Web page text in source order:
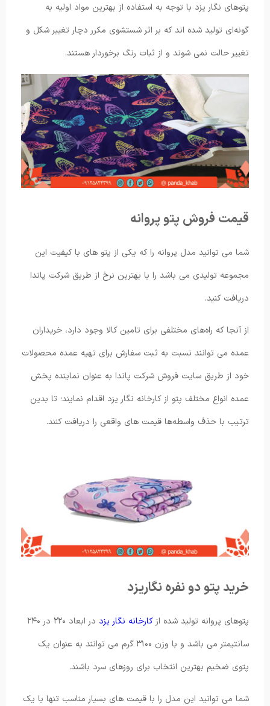
پتوهای نگار یزد با توجه به استفاده از بهترین مواد اولیه به
گونه‌ای تولید شده اند که بر اثر شستشوی مکرر دچار تغییر شکل و
تغییر حالت نمی شوند و از ثبات رنگ برخوردار هستند.
قیمت فروش پتو پروانه
شما می توانید مدل پروانه را که یکی از پتو های با کیفیت این
مجموعه تولیدی می باشد را با بهترین نرخ از طریق شرکت پاندا
دریافت کنید.
از آنجا که راه‌های مختلفی برای تامین کالا وجود دارد، خریداران
عمده می توانند نسبت به ثبت سفارش برای تهیه عمده محصولات
خود از طریق سایت فروش شرکت پاندا به عنوان نماینده پخش
عمده انواع مختلف پتو از کارخانه نگار یزد اقدام نمایند؛ تا بدین
ترتیب با حذف واسطه‌ها قیمت های واقعی را دریافت کنند.
خرید پتو دو نفره نگاریزد
پتوهای پروانه تولید شده از کارخانه نگار یزد
در ابعاد ۲۲۰ در ۲۴۰
سانتیمتر می باشد و با وزن ۳۱۰۰ گرم می توانند به عنوان یک
پتوی ضخیم بهترین انتخاب برای روزهای سرد باشند.
شما می توانید این مدل را با قیمت های بسیار مناسب تنها با یک